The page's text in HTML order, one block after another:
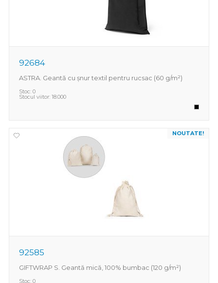
92684
ASTRA. Geantă cu șnur textil pentru rucsac (60 g/m²)
Stoc: 0
Stocul viitor: 18.000
NOUTATE!
92585
GIFTWRAP S. Geantă mică, 100% bumbac (120 g/m²)
Stoc: 0